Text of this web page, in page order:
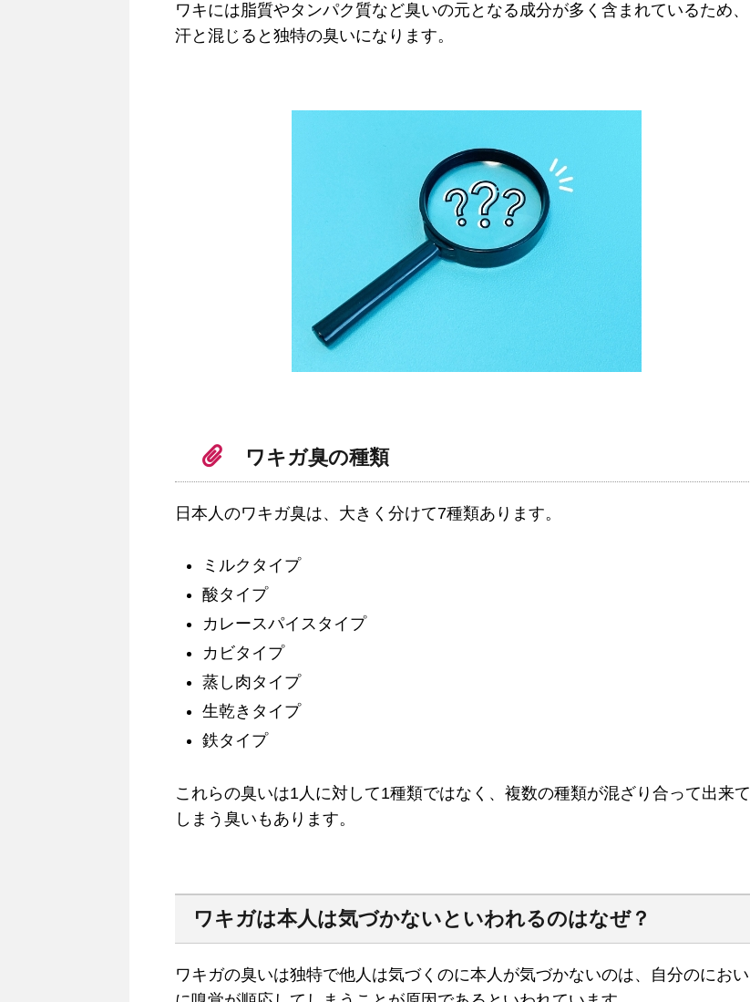
ワキには脂質やタンパク質など臭いの元となる成分が多く含まれているため、
汗と混じると独特の臭いになります。
ワキガ臭の種類
日本人のワキガ臭は、大きく分けて7種類あります。
ミルクタイプ
酸タイプ
カレースパイスタイプ
カビタイプ
蒸し肉タイプ
生乾きタイプ
鉄タイプ
これらの臭いは1人に対して1種類ではなく、複数の種類が混ざり合って出来て
しまう臭いもあります。
ワキガは本人は気づかないといわれるのはなぜ？
ワキガの臭いは独特で他人は気づくのに本人が気づかないのは、自分のにおい